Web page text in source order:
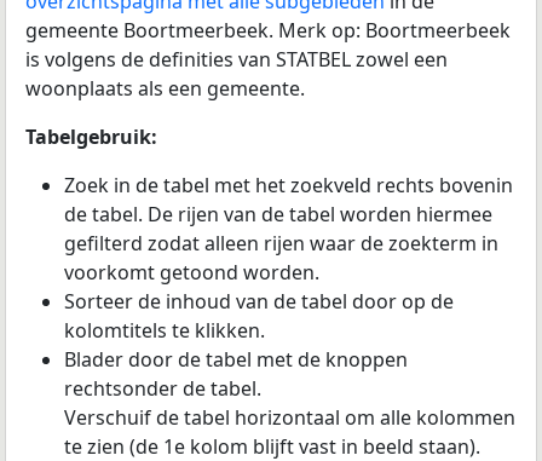
gemeente Boortmeerbeek. Merk op: Boortmeerbeek
is volgens de definities van STATBEL zowel een
woonplaats als een gemeente.
Tabelgebruik:
Zoek in de tabel met het zoekveld rechts bovenin
de tabel. De rijen van de tabel worden hiermee
gefilterd zodat alleen rijen waar de zoekterm in
voorkomt getoond worden.
Sorteer de inhoud van de tabel door op de
kolomtitels te klikken.
Blader door de tabel met de knoppen
rechtsonder de tabel.
Verschuif de tabel horizontaal om alle kolommen
te zien (de 1e kolom blijft vast in beeld staan).